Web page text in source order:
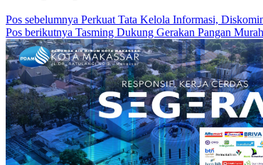
Pos sebelumnya Perkuat Tata Kelola Informasi,
Pos berikutnya Tasming Dukung Gerakan Pangan